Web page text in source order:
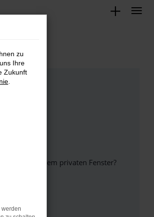
oder in einem privaten Fenster?
zu
Ihre
Zukunft
werden